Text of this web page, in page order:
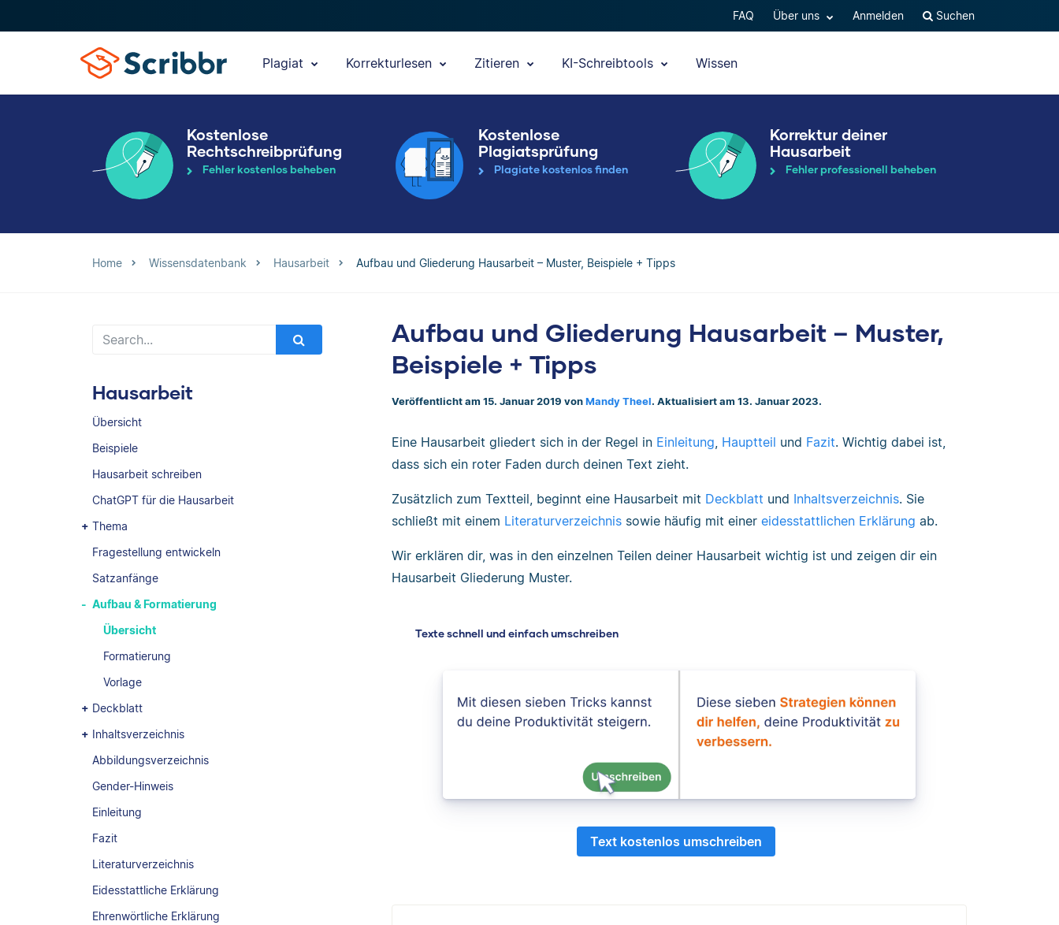
FAQ Über uns Anmelden Suchen
Plagiat Korrekturlesen Zitieren KI-Schreibtools Wissen
Kostenlose
Rechtschreibprüfung
Fehler kostenlos beheben
Kostenlose
Plagiatsprüfung
Plagiate kostenlos finden
Korrektur deiner
Hausarbeit
Fehler professionell beheben
Home Wissensdatenbank Hausarbeit Aufbau und Gliederung Hausarbeit – Muster, Beispiele + Tipps
Hausarbeit
Übersicht
Beispiele
Hausarbeit schreiben
ChatGPT für die Hausarbeit
Thema
Fragestellung entwickeln
Satzanfänge
Aufbau & Formatierung
Übersicht
Formatierung
Vorlage
Deckblatt
Inhaltsverzeichnis
Abbildungsverzeichnis
Gender-Hinweis
Einleitung
Fazit
Literaturverzeichnis
Eidesstattliche Erklärung
Ehrenwörtliche Erklärung
Aufbau und Gliederung Hausarbeit – Muster,
Beispiele + Tipps
Veröffentlicht am 15. Januar 2019 von Mandy Theel. Aktualisiert am 13. Januar 2023.
Eine Hausarbeit gliedert sich in der Regel in Einleitung Hauptteil und Fazit. Wichtig dabei ist,
dass sich ein roter Faden durch deinen Text zieht.
Zusätzlich zum Textteil, beginnt eine Hausarbeit mit Deckblatt und Inhaltsverzeichnis. Sie
schließt mit einem Literaturverzeichnis sowie häufig mit einer eidesstattlichen Erklärung ab.
Wir erklären dir, was in den einzelnen Teilen deiner Hausarbeit wichtig ist und zeigen dir ein
Hausarbeit Gliederung Muster.
Texte schnell und einfach umschreiben
Text kostenlos umschreiben